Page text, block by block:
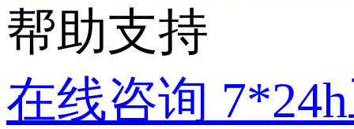
帮助支持
在线咨询